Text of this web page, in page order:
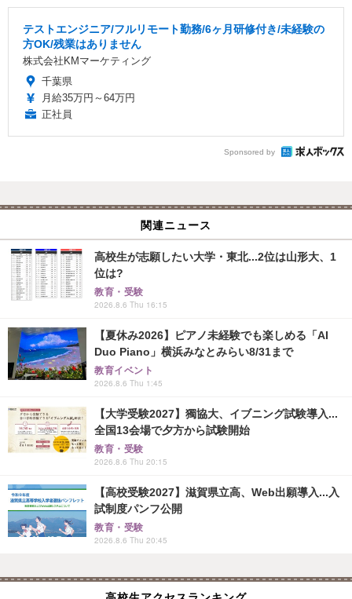
テストエンジニア/フルリモート勤務/6ヶ月研修付き/未経験の
方OK/残業はありません
株式会社KMマーケティング
千葉県
月給35万円～64万円
正社員
Sponsored by
関連ニュース
高校生が志願したい大学・東北...2位は山形大、1
位は?
教育・受験
2026.8.6 Thu 16:15
【夏休み2026】ピアノ未経験でも楽しめる「AI
Duo Piano」横浜みなとみらい8/31まで
教育イベント
2026.8.6 Thu 1:45
【大学受験2027】獨協大、イブニング試験導入...
全国13会場で夕方から試験開始
教育・受験
2026.8.6 Thu 20:15
【高校受験2027】滋賀県立高、Web出願導入...入
試制度パンフ公開
教育・受験
2026.8.6 Thu 20:45